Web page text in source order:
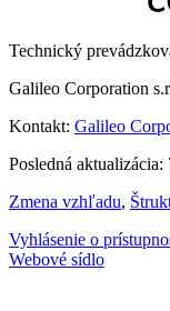
Technický
Galileo Corporation
Kontakt: Galileo
Posledná aktualizácia:
Zmena vzhľadu,
Vyhlásenie o
Webové sídlo